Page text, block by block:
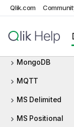
Qlik.com
Microsoft MQ
MOM
MongoDB
MQTT
MS Delimited
MS Positional